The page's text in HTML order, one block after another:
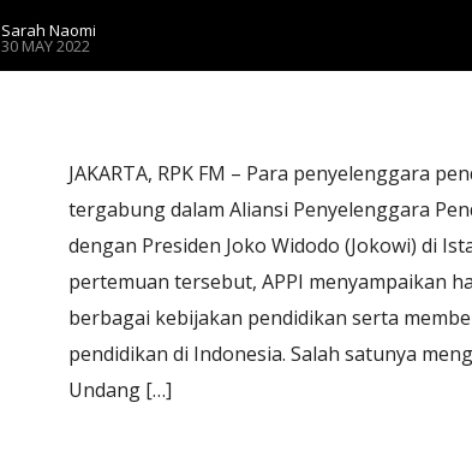
Sarah Naomi
30 MAY 2022
JAKARTA, RPK FM – Para penyelenggara
tergabung dalam Aliansi Penyelenggara
dengan Presiden Joko Widodo (Jokowi) di
pertemuan tersebut, APPI menyampaikan
berbagai kebijakan pendidikan serta
pendidikan di Indonesia. Salah satunya
Undang […]